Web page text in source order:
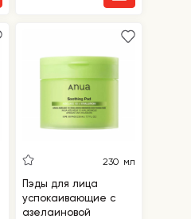
230 мл
Пэды для лица
успокаивающие с
азелаиновой